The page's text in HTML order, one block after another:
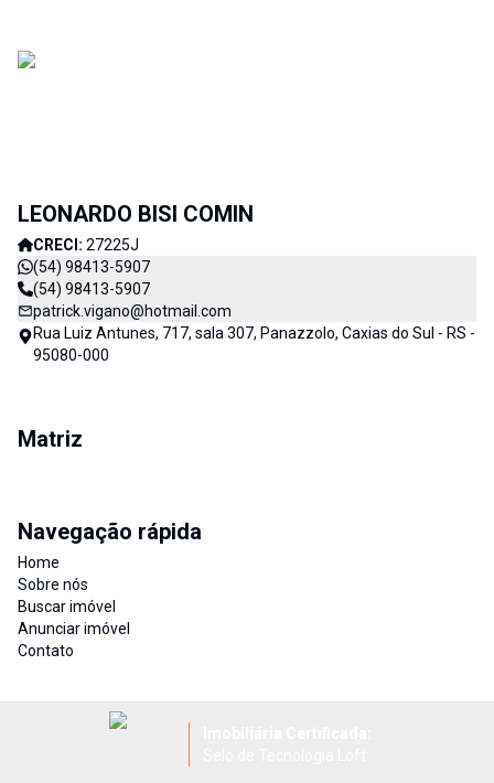
LEONARDO BISI COMIN
CRECI: 27225J
(54) 98413-5907
(54) 98413-5907
patrick.vigano@hotmail.com
Rua Luiz Antunes, 717, sala 307, Panazzolo, Caxias do Sul - RS -
95080-000
Matriz
Navegação rápida
Home
Sobre nós
Buscar imóvel
Anunciar imóvel
Contato